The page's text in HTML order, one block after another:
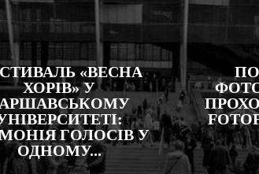
«ВЕСНА
ХОРІВ» У
ГОЛОСІВ У
ОДНОМУ...